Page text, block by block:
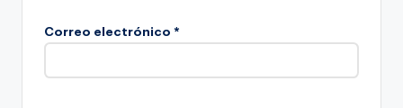
Correo electrónico *